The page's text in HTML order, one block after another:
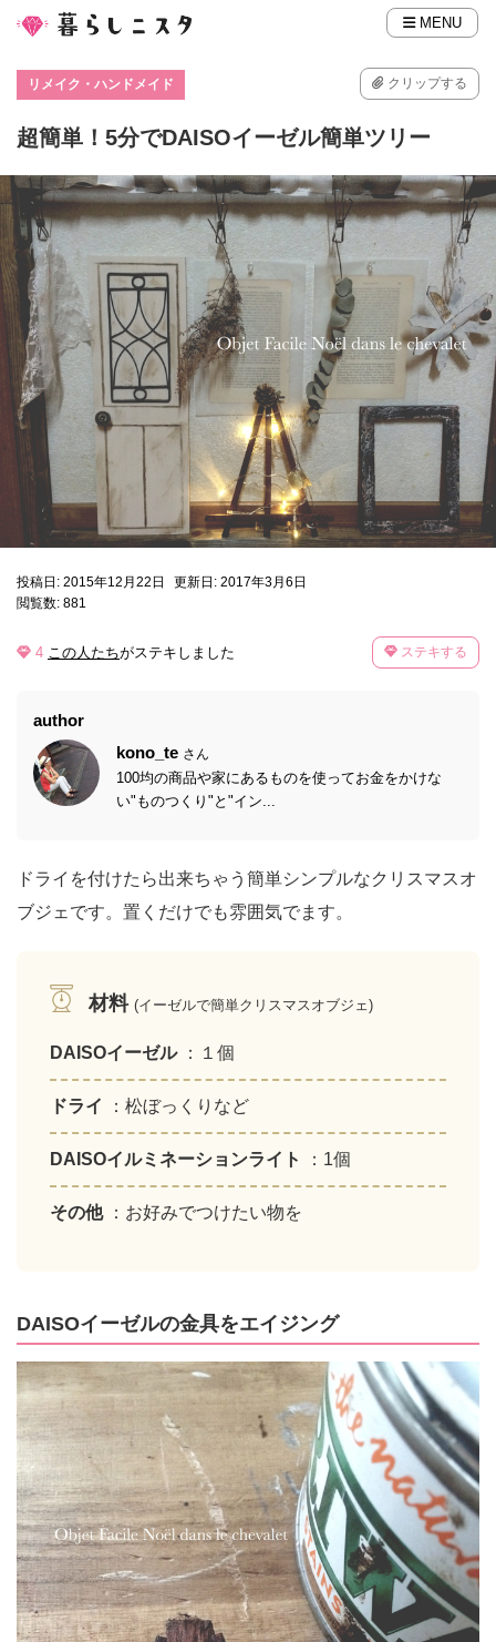
MENU
リメイク・ハンドメイド クリップする
超簡単！5分でDAISOイーゼル簡単ツリー
投稿日: 2015年12月22日
更新日: 2017年3月6日
閲覧数: 881
4 この人たちがステキしました ステキする
author
kono_te さん
100均の商品や家にあるものを使ってお金をかけな
い"ものつくり"と"イン...
ドライを付けたら出来ちゃう簡単シンプルなクリスマスオ
ブジェです。置くだけでも雰囲気でます。
材料 (イーゼルで簡単クリスマスオブジェ)
DAISOイーゼル ：１個
ドライ ：松ぼっくりなど
DAISOイルミネーションライト ：1個
その他 ：お好みでつけたい物を
DAISOイーゼルの金具をエイジング